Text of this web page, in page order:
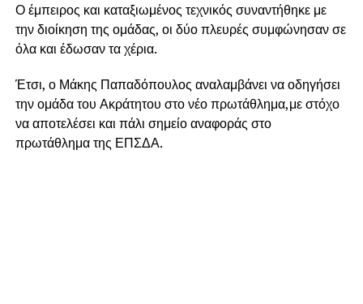
Ο έμπειρος και καταξιωμένος τεχνικός συναντήθηκε με
την διοίκηση της ομάδας, οι δύο πλευρές συμφώνησαν σε
όλα και έδωσαν τα χέρια.
Έτσι, ο Μάκης Παπαδόπουλος αναλαμβάνει να οδηγήσει
την ομάδα του Ακράτητου στο νέο πρωτάθλημα,με στόχο
να αποτελέσει και πάλι σημείο αναφοράς στο
πρωτάθλημα της ΕΠΣΔΑ.